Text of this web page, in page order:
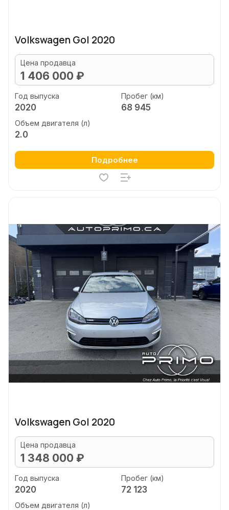
Volkswagen Gol 2020
Цена продавца
1 406 000 ₽
Год выпуска
2020
Пробег (км)
68 945
Объем двигателя (л)
2.0
Подробнее
Volkswagen Gol 2020
Цена продавца
1 348 000 ₽
Год выпуска
2020
Пробег (км)
72 123
Объем двигателя (л)